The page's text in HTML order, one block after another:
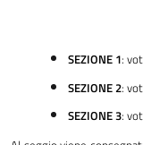
SEZIONE 1:
SEZIONE 2:
SEZIONE 3: